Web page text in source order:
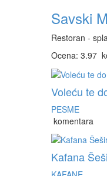
Savski
Restoran -
Ocena: 3.97
Voleću te
PESME
komentara
Kafana